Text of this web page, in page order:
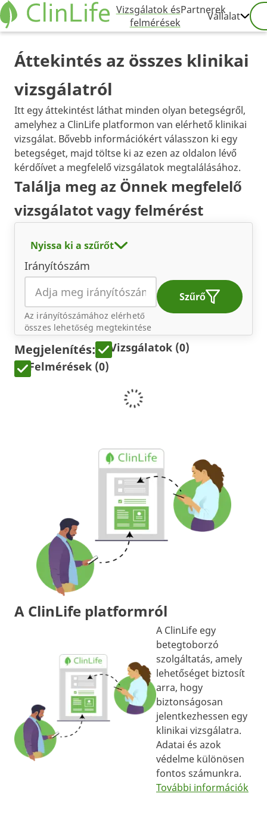
Vizsgálatok és
felmérések
Partnerek
Vállalat
Áttekintés az összes klinikai
vizsgálatról
Itt egy áttekintést láthat minden olyan betegségről,
amelyhez a ClinLife platformon van elérhető klinikai
vizsgálat. Bővebb információkért válasszon ki egy
betegséget, majd töltse ki az ezen az oldalon lévő
kérdőívet a megfelelő vizsgálatok megtalálásához.
Találja meg az Önnek megfelelő
vizsgálatot vagy felmérést
Nyissa ki a szűrőt
Irányítószám
Az irányítószámához elérhető
összes lehetőség megtekintése
Szűrő
Megjelenítés:
Vizsgálatok (0)
Felmérések (0)
A ClinLife platformról
A ClinLife egy
betegtoborzó
szolgáltatás, amely
lehetőséget biztosít
arra, hogy
biztonságosan
jelentkezhessen egy
klinikai vizsgálatra.
Adatai és azok
védelme különösen
fontos számunkra.
További információk